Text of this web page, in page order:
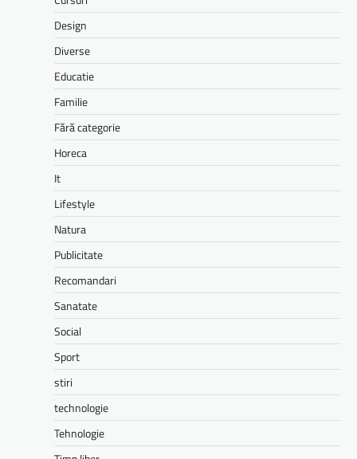
Design
Diverse
Educatie
Familie
Fără categorie
Horeca
It
Lifestyle
Natura
Publicitate
Recomandari
Sanatate
Social
Sport
stiri
technologie
Tehnologie